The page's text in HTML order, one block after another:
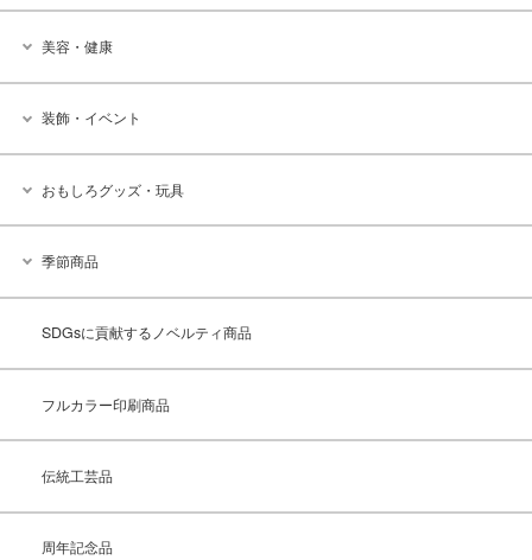
美容・健康
装飾・イベント
おもしろグッズ・玩具
季節商品
SDGsに貢献するノベルティ商品
フルカラー印刷商品
伝統工芸品
周年記念品